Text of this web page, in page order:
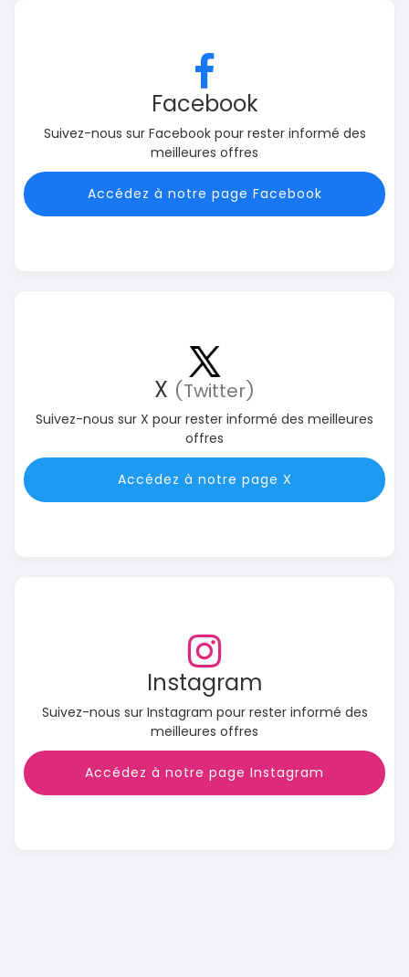
Facebook
Suivez-nous sur Facebook pour rester informé des
meilleures offres
Accédez à notre page Facebook
X (Twitter)
Suivez-nous sur X pour rester informé des meilleures
offres
Accédez à notre page X
Instagram
Suivez-nous sur Instagram pour rester informé des
meilleures offres
Accédez à notre page Instagram